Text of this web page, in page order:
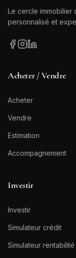
Le cercle immobilier
personnalisé et
Acheter / Vendre
Acheter
Vendre
Estimation
Accompagnement
Investir
Investir
Simulateur crédit
Simulateur rentabilité